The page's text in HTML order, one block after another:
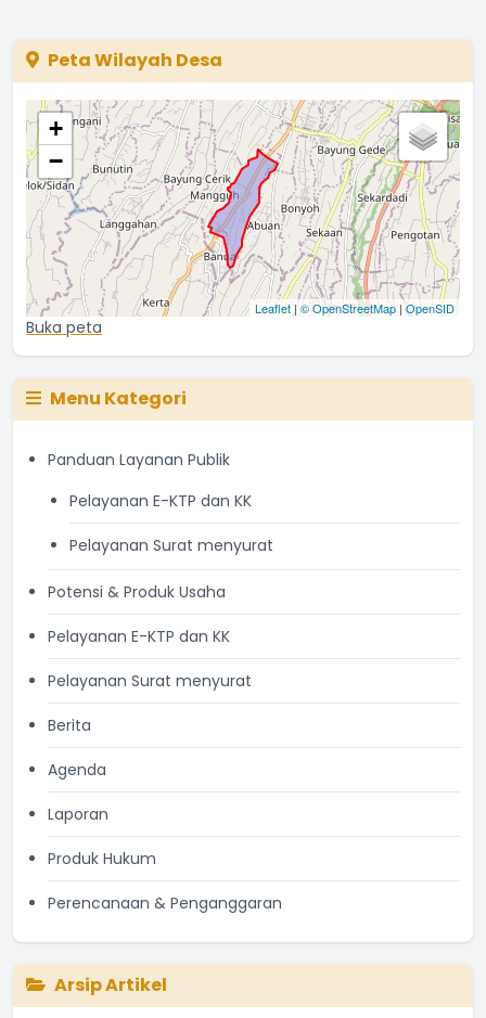
Peta Wilayah Desa
+
−
Leaflet | © OpenStreetMap | OpenSID
Buka peta
Menu Kategori
Panduan Layanan Publik
Pelayanan E-KTP dan KK
Pelayanan Surat menyurat
Potensi & Produk Usaha
Pelayanan E-KTP dan KK
Pelayanan Surat menyurat
Berita
Agenda
Laporan
Produk Hukum
Perencanaan & Penganggaran
Arsip Artikel